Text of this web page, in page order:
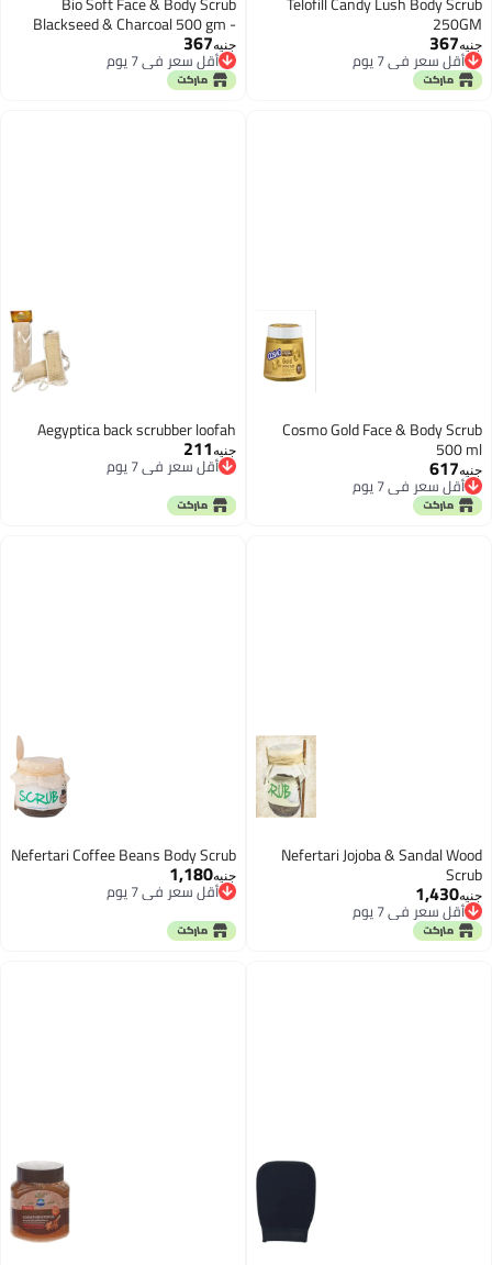
250GM
جنيه367
أقل سعر في 7 يوم
أقل سعر في 7 يوم
Blackseed & Charcoal 500 gm -
Bio Soft
جنيه367
أقل سعر في 7 يوم
أقل سعر في 7 يوم
Cosmo Gold Face & Body Scrub
500 ml
جنيه617
أقل سعر في 7 يوم
أقل سعر في 7 يوم
Aegyptica back scrubber loofah
جنيه211
أقل سعر في 7 يوم
أقل سعر في 7 يوم
Nefertari Jojoba & Sandal Wood
Scrub
جنيه1,430
أقل سعر في 7 يوم
توصيل مجاني
أقل سعر في 7 يوم
Nefertari Coffee Beans Body Scrub
جنيه1,180
أقل سعر في 7 يوم
توصيل مجاني